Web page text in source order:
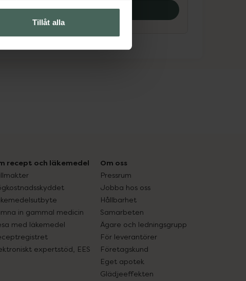
Tillåt alla
Köp båda
recept och läkemedel
in gammal medicin
med läkemedel
expertstöd, EES
Om oss
Pressrum
Jobba hos oss
Hållbarhet
Samarbeten
Ägare och ledningsgrupp
För leverantörer
Företagskund
Eget apotek
Glädjeeffekten